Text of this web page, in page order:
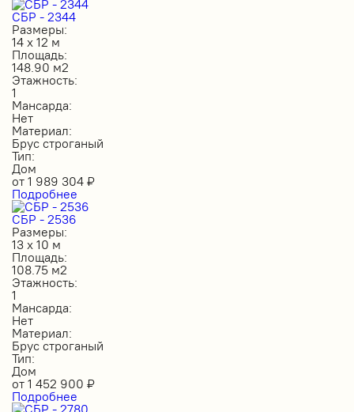
СБР - 2344
Размеры:
14 х 12 м
Площадь:
148.90 м2
Этажность:
1
Мансарда:
Нет
Материал:
Брус строганый
Тип:
Дом
от 1 989 304 ₽
Подробнее
СБР - 2536
Размеры:
13 х 10 м
Площадь:
108.75 м2
Этажность:
1
Мансарда:
Нет
Материал:
Брус строганый
Тип:
Дом
от 1 452 900 ₽
Подробнее